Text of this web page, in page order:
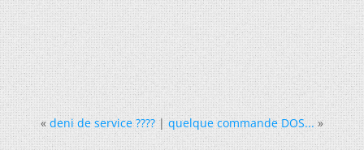
« deni de service ????|quelque commande DOS... »